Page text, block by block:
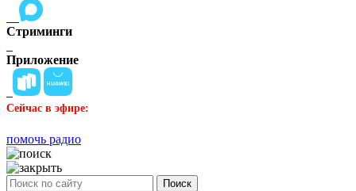
Стриминги
Приложение
Сейчас в эфире:
помочь радио
Поиск